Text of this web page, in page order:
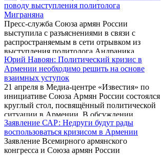
поводу выступления политолога
Миграняна
Пресс-служба Союза армян России
выступила с разъяснениями в связи с
распространяемым в сети отрывком из
выступления политолога Андраника
Миграняна на встрече с протестной
молодёжью.
Юрий Навоян: Политический кризис в
Армении необходимо решить на основе
взаимных уступок
21 апреля в Медиа-центре «Известия» по
инициативе Союза Армян России состоялся
круглый стол, посвящённый политической
ситуации в Армении. В обсуждении
приняли участие руководители
общественных организаций, ученые,
деятели культуры и представители бизнес-
сообщества.
Заявление САР: Недруги будут рады
воспользоваться кризисом в Армении
Заявление Всемирного армянского
конгресса и Союза армян России